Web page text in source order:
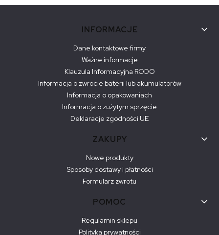
INFORMACJE
Dane kontaktowe firmy
Ważne informacje
Klauzula Informacyjna RODO
Informacja o zwrocie baterii lub akumulatorów
Informacja o opakowaniach
Informacja o zużytym sprzęcie
Deklaracje zgodności UE
ZAKUPY
Nowe produkty
Sposoby dostawy i płatności
Formularz zwrotu
POMOC
Regulamin sklepu
Polityka prywatności